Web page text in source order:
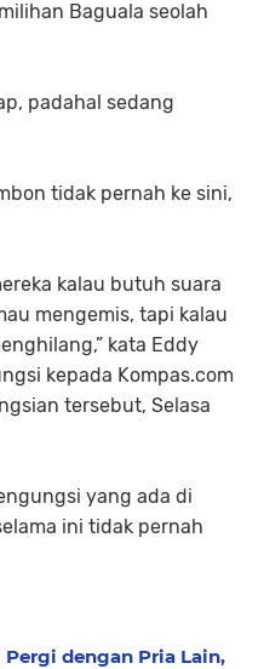
Baguala seolah
padahal sedang
tidak pernah ke sini,
kalau butuh suara
mengemis, tapi kalau
kata Eddy
kepada Kompas.com
tersebut, Selasa
yang ada di
ini tidak pernah
dengan Pria Lain,